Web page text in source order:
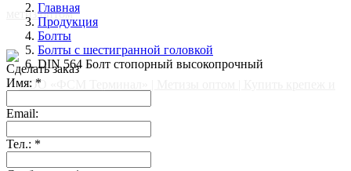
Главная
Продукция
Болты
Болты с шестигранной головкой
DIN 564 Болт стопорный высокопрочный
Сделать заказ
Имя: *
Email:
Тел.: *